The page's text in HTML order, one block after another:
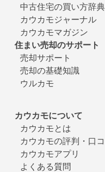
中古住宅の買い方辞典
カウカモジャーナル
カウカモマガジン
住まい売却のサポート
売却サポート
売却の基礎知識
ウルカモ
カウカモについて
カウカモとは
カウカモの評判・口コ
カウカモアプリ
よくある質問